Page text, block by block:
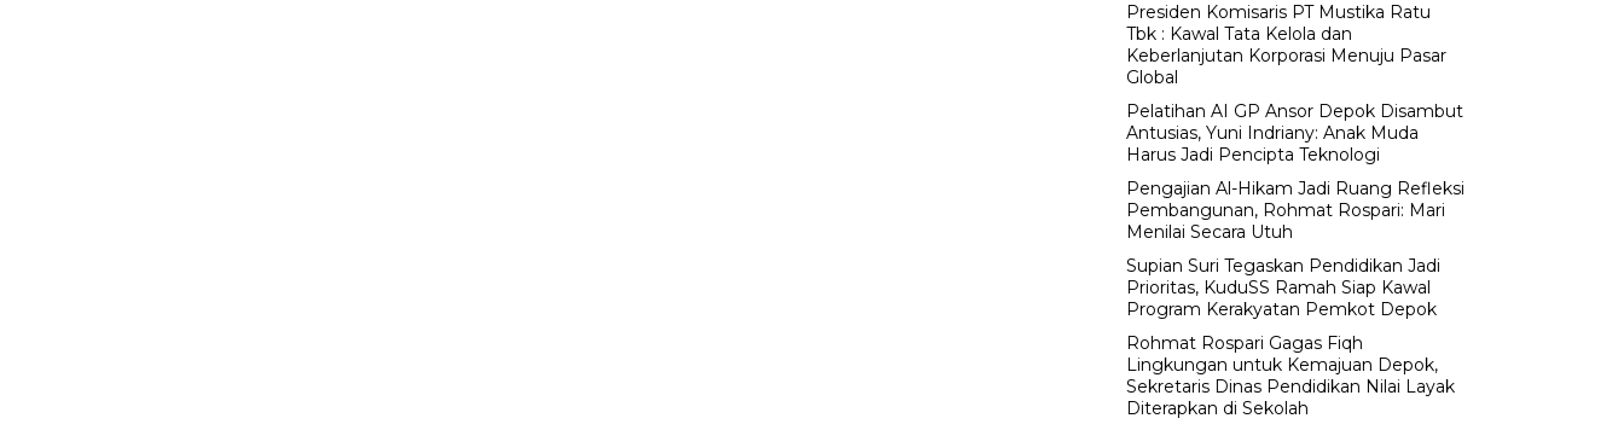
Presiden Komisaris PT Mustika Ratu
Tbk : Kawal Tata Kelola dan
Keberlanjutan Korporasi Menuju Pasar
Global
Pelatihan AI GP Ansor Depok Disambut
Antusias, Yuni Indriany: Anak Muda
Harus Jadi Pencipta Teknologi
Pengajian Al-Hikam Jadi Ruang Refleksi
Pembangunan, Rohmat Rospari: Mari
Menilai Secara Utuh
Supian Suri Tegaskan Pendidikan Jadi
Prioritas, KuduSS Ramah Siap Kawal
Program Kerakyatan Pemkot Depok
Rohmat Rospari Gagas Fiqh
Lingkungan untuk Kemajuan Depok,
Sekretaris Dinas Pendidikan Nilai Layak
Diterapkan di Sekolah